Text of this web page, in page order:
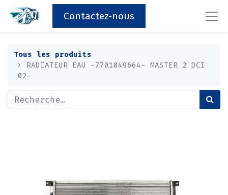
Contactez-nous
Tous les produits
RADIATEUR EAU -7701049664- MASTER 2 DCI
02-